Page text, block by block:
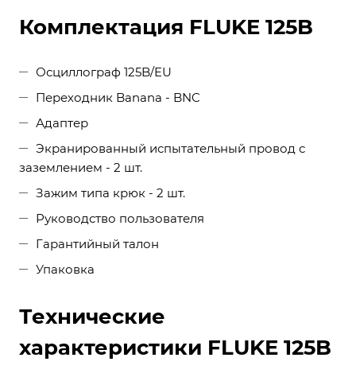
Комплектация FLUKE 125B
Осциллограф 125B/EU
Переходник Banana - BNC
Адаптер
Экранированный испытательный провод с
заземлением - 2 шт.
Зажим типа крюк - 2 шт.
Руководство пользователя
Гарантийный талон
Упаковка
Технические
характеристики FLUKE 125B